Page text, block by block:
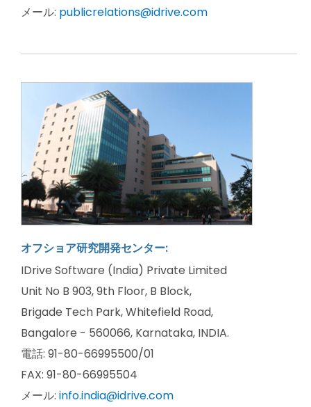
メール: publicrelations@idrive.com
オフショア研究開発センター:
IDrive Software (India) Private Limited
Unit No B 903, 9th Floor, B Block,
Brigade Tech Park, Whitefield Road,
Bangalore - 560066, Karnataka, INDIA.
電話: 91-80-66995500/01
FAX: 91-80-66995504
メール: info.india@idrive.com